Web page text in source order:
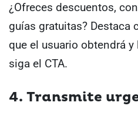
¿Ofreces descuentos,
guías gratuitas? Destaca
que el usuario obtendrá
siga el CTA.
4. Transmite